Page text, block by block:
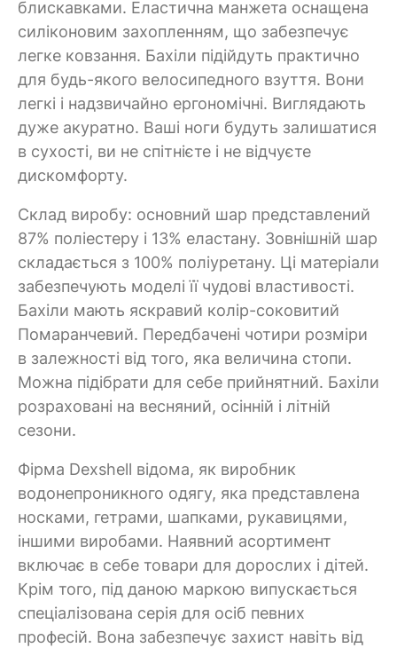
блискавками. Еластична манжета оснащена
силіконовим захопленням, що забезпечує
легке ковзання. Бахіли підійдуть практично
для будь-якого велосипедного взуття. Вони
легкі і надзвичайно ергономічні. Виглядають
дуже акуратно. Ваші ноги будуть залишатися
в сухості, ви не спітнієте і не відчуєте
дискомфорту.
Склад виробу: основний шар представлений
87% поліестеру і 13% еластану. Зовнішній шар
складається з 100% поліуретану. Ці матеріали
забезпечують моделі її чудові властивості.
Бахіли мають яскравий колір-соковитий
Помаранчевий. Передбачені чотири розміри
в залежності від того, яка величина стопи.
Можна підібрати для себе прийнятний. Бахіли
розраховані на весняний, осінній і літній
сезони.
Фірма Dexshell відома, як виробник
водонепроникного одягу, яка представлена
носками, гетрами, шапками, рукавицями,
іншими виробами. Наявний асортимент
включає в себе товари для дорослих і дітей.
Крім того, під даною маркою випускається
спеціалізована серія для осіб певних
професій. Вона забезпечує захист навіть від